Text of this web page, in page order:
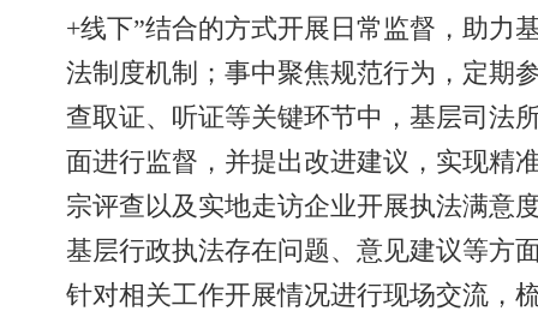
+线下”结合的方式开展日常监督，助力
法制度机制；事中聚焦规范行为，定期
查取证、听证等关键环节中，基层司法
面进行监督，并提出改进建议，实现精
宗评查以及实地走访企业开展执法满意
基层行政执法存在问题、意见建议等方
针对相关工作开展情况进行现场交流，